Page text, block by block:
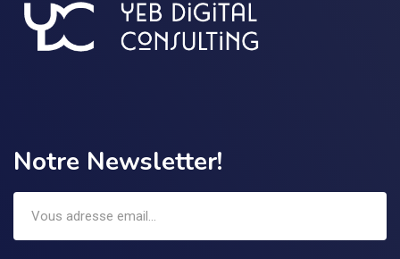
Notre Newsletter!